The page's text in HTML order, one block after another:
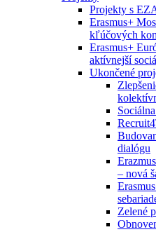
Projekty s
Erasmus+
kľúčových
Erasmus+
aktívnejší
Ukončené
dialógu
– nová
Zelené